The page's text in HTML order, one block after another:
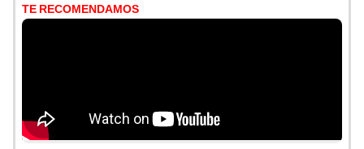
TE RECOMENDAMOS